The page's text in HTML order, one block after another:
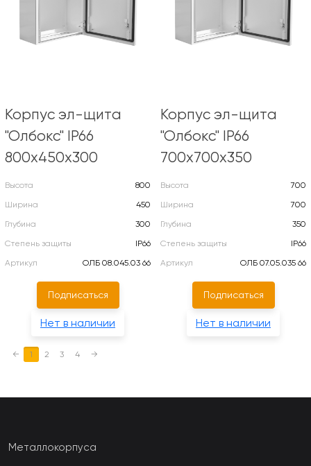
Корпус эл-щита
"Олбокс" IP66
800х450х300
Высота
800
Ширина
450
Глубина
300
Степень защиты
IP66
Артикул
ОЛБ 08.045.03 66
Подписаться
Нет в наличии
Корпус эл-щита
"Олбокс" IP66
700х700х350
Высота
700
Ширина
700
Глубина
350
Степень защиты
IP66
Артикул
ОЛБ 07.05.035 66
Подписаться
Нет в наличии
← 1 2 3 4 →
Металлокорпуса